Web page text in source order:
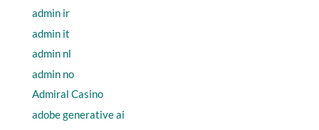
admin ir
admin it
admin nl
admin no
Admiral Casino
adobe generative ai